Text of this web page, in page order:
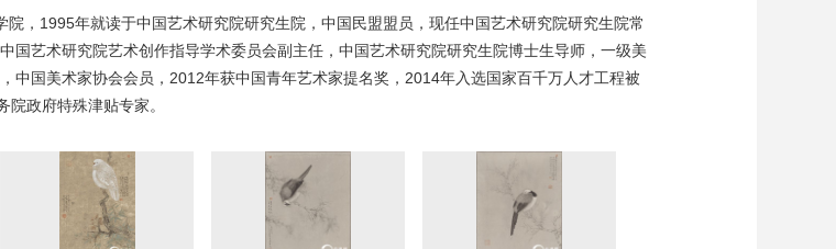
，1995年就读于中国艺术研究院研究生院，中国民盟盟员，现任中国艺术研究院研究生院常
国艺术研究院艺术创作指导学术委员会副主任，中国艺术研究院研究生院博士生导师，一级美
中国美术家协会会员，2012年获中国青年艺术家提名奖，2014年入选国家百千万人才工程被
院政府特殊津贴专家。